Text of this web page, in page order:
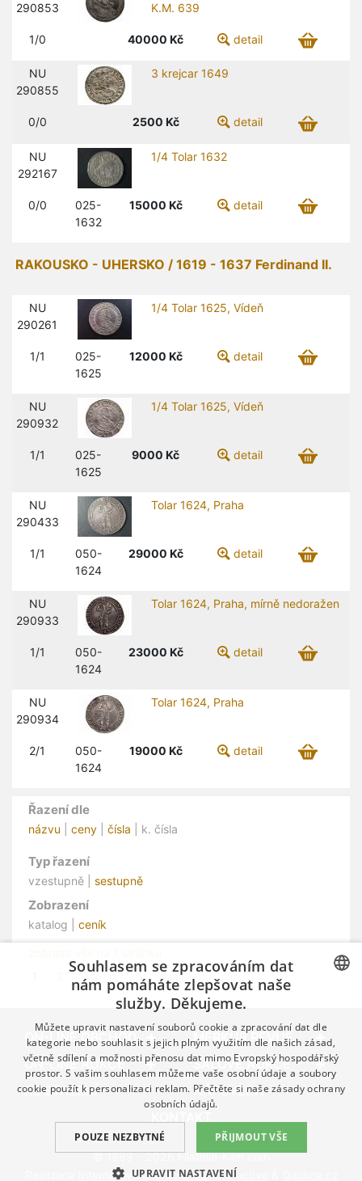
290853
K.M. 639
1/0 40000 Kč detail
NU
290855
3 krejcar 1649
0/0 2500 Kč detail
NU
292167
1/4 Tolar 1632
0/0
025-
1632
15000 Kč detail
RAKOUSKO - UHERSKO / 1619 - 1637 Ferdinand II.
NU
290261
1/4 Tolar 1625, Vídeň
1/1
025-
1625
12000 Kč detail
NU
290932
1/4 Tolar 1625, Vídeň
1/1
025-
1625
9000 Kč detail
NU
290433
Tolar 1624, Praha
1/1
050-
1624
29000 Kč detail
NU
290933
Tolar 1624, Praha, mírně nedoražen
1/1
050-
1624
23000 Kč detail
NU
290934
Tolar 1624, Praha
2/1
050-
1624
19000 Kč detail
Řazení dle
názvu ceny čísla | k. čísla
Typ řazení
vzestupně | sestupně
Zobrazení
katalog | ceník
3 4 5 další »
ON-LINE OBCHOD
MERKUR REVUE
ON-LINE AUKCE
SÁLOVÉ AUKCE
KE STAŽENÍ
NÁPOVĚDA
Internetová agentura Q2 Interactive
© 1989 – 2026 Filatelie-Klim.com
GERMAN
ENGLISH
Souhlasem se zpracováním dat
nám pomáháte zlepšovat naše
služby. Děkujeme.
Můžete upravit nastavení souborů cookie a zpracování dat dle
kategorie nebo souhlasit s jejich plným využitím dle našich zásad,
včetně sdílení a možnosti přenosu dat mimo Evropský hospodářský
prostor. S vašim souhlasem můžeme vaše osobní údaje a soubory
cookie použít k personalizaci reklam. Přečtěte si naše zásady ochrany
osobních údajů.
PŘIJMOUT VŠE
POUZE NEZBYTNÉ
UPRAVIT NASTAVENÍ